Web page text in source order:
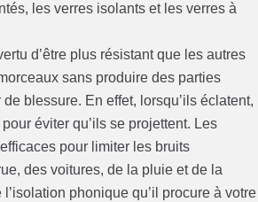
les verres isolants et les verres à
d’être plus résistant que les autres
sans produire des parties
blessure. En effet, lorsqu’ils éclatent,
éviter qu’ils se projettent. Les
pour limiter les bruits
des voitures, de la pluie et de la
phonique qu’il procure à votre